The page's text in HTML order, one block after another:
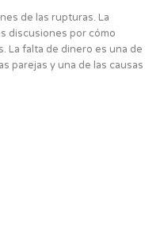
de las rupturas. La
discusiones por cómo
La falta de dinero es una de
parejas y una de las causas